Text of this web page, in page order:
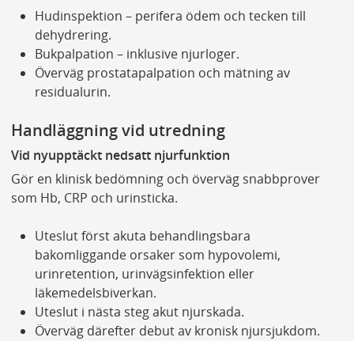
Hudinspektion – perifera ödem och tecken till
dehydrering.
Bukpalpation – inklusive njurloger.
Överväg prostatapalpation och mätning av
residualurin.
Handläggning vid utredning
Vid nyupptäckt nedsatt njurfunktion
Gör en klinisk bedömning och överväg snabbprover
som Hb, CRP och urinsticka.
Uteslut först akuta behandlingsbara
bakomliggande orsaker som hypovolemi,
urinretention, urinvägsinfektion eller
läkemedelsbiverkan.
Uteslut i nästa steg akut njurskada.
Överväg därefter debut av kronisk njursjukdom.